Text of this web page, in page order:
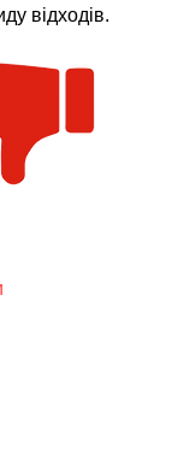
відходів.